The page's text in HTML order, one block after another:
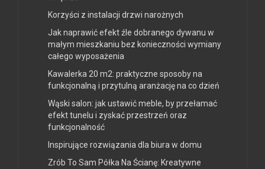
Korzyści z instalacji drzwi narożnych
Jak naprawić efekt źle dobranego dywanu w
małym mieszkaniu bez konieczności wymiany
całego wyposażenia
Kawalerka 20 m2: praktyczne sposoby na
funkcjonalną i przytulną aranżację na co dzień
Wąski salon: jak ustawić meble, by przełamać
efekt tunelu i zyskać przestrzeń oraz
funkcjonalność
Inspirujące rozwiązania dla biura w domu
Zrób To Sam Półka Na Ścianę: Kreatywne